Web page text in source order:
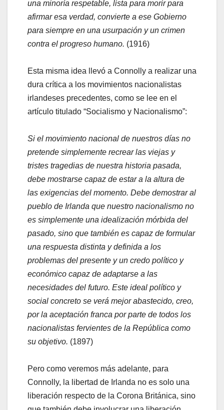
una minoría respetable, lista para morir para
afirmar esa verdad, convierte a ese Gobierno
para siempre en una usurpación y un crimen
contra el progreso humano. (1916)
Esta misma idea llevó a Connolly a realizar una
dura crítica a los movimientos nacionalistas
irlandeses precedentes, como se lee en el
artículo titulado “Socialismo y Nacionalismo”:
Si el movimiento nacional de nuestros días no
pretende simplemente recrear las viejas y
tristes tragedias de nuestra historia pasada,
debe mostrarse capaz de estar a la altura de
las exigencias del momento. Debe demostrar al
pueblo de Irlanda que nuestro nacionalismo no
es simplemente una idealización mórbida del
pasado, sino que también es capaz de formular
una respuesta distinta y definida a los
problemas del presente y un credo político y
económico capaz de adaptarse a las
necesidades del futuro. Este ideal político y
social concreto se verá mejor abastecido, creo,
por la aceptación franca por parte de todos los
nacionalistas fervientes de la República como
su objetivo. (1897)
Pero como veremos más adelante, para
Connolly, la libertad de Irlanda no es solo una
liberación respecto de la Corona Británica, sino